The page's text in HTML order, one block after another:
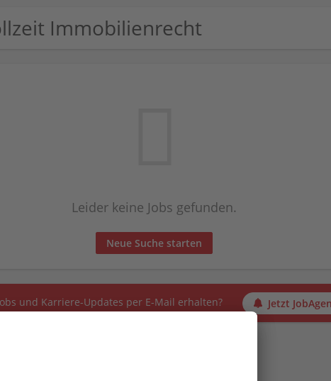
Immobilienrecht
Leider keine Jobs gefunden.
Neue Suche starten
und Karriere-Updates per E-Mail erhalten? Jetzt